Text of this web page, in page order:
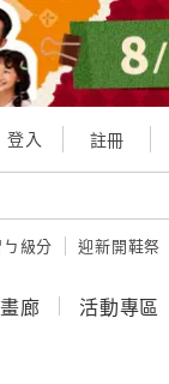
登入 註冊
級分 迎新開鞋祭
廊 活動專區